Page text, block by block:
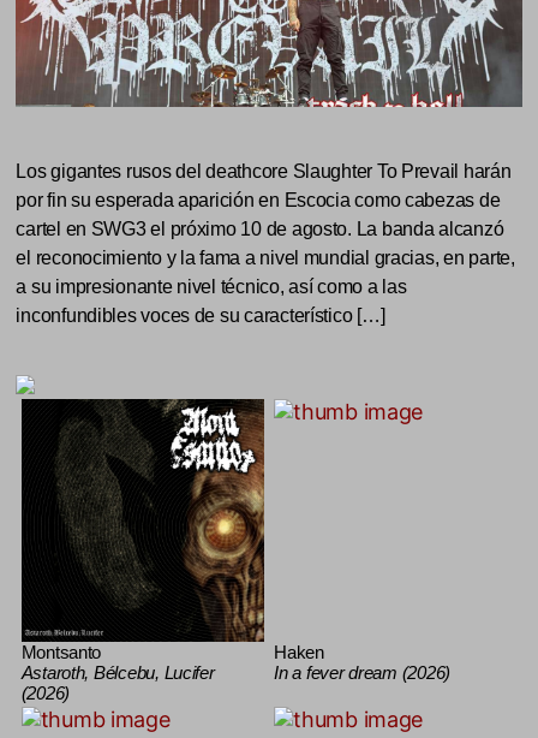
Los gigantes rusos del deathcore Slaughter To Prevail harán
por fin su esperada aparición en Escocia como cabezas de
cartel en SWG3 el próximo 10 de agosto. La banda alcanzó
el reconocimiento y la fama a nivel mundial gracias, en parte,
a su impresionante nivel técnico, así como a las
inconfundibles voces de su característico […]
Montsanto
Astaroth, Bélcebu, Lucifer
(2026)
Haken
In a fever dream (2026)